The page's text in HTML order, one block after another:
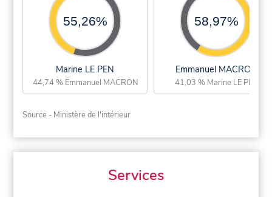
55,26%
Marine LE PEN
44,74 % Emmanuel MACRON
58,97%
Emmanuel MACRON
41,03 % Marine LE PEN
Source - Ministère de l'intérieur
Services